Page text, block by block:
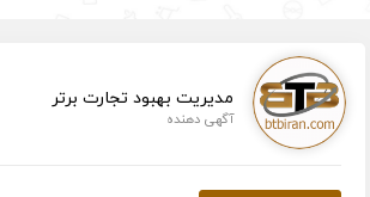
مدیریت بهبود تجارت برتر
آگهی دهنده